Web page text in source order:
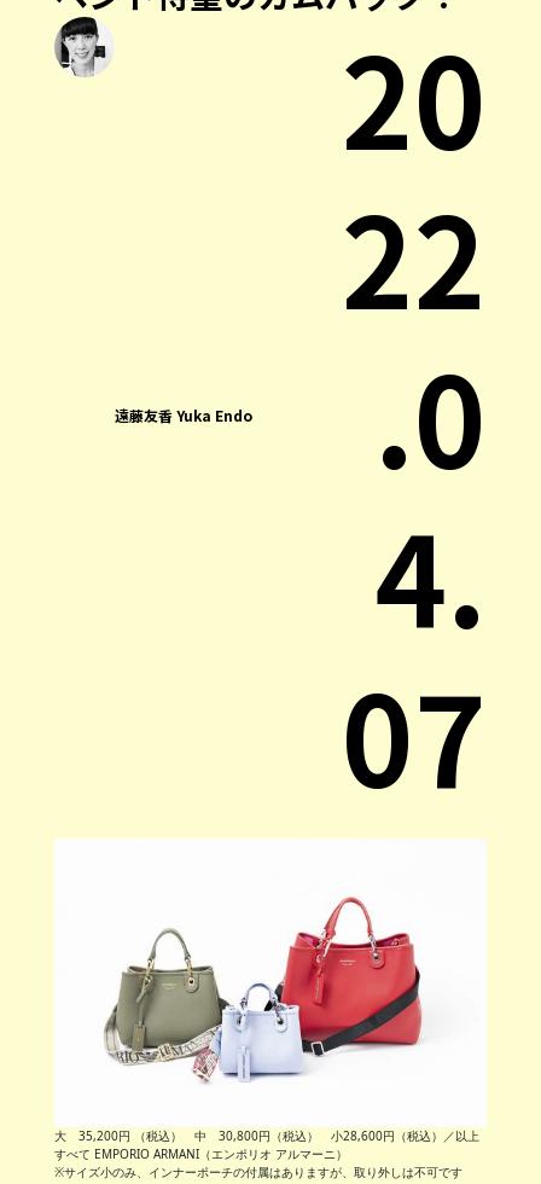
遠藤友香 Yuka Endo
20
22
.0
4.
07
大 35,200円 （税込） 中 30,800円（税込） 小28,600円（税込）／以上
すべて EMPORIO ARMANI（エンポリオ アルマーニ）
※サイズ小のみ、インナーポーチの付属はありますが、取り外しは不可です